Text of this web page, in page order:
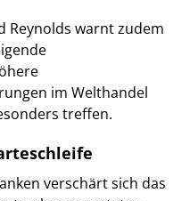
Reynolds warnt zudem
im Welthandel
treffen.
verschärt sich das